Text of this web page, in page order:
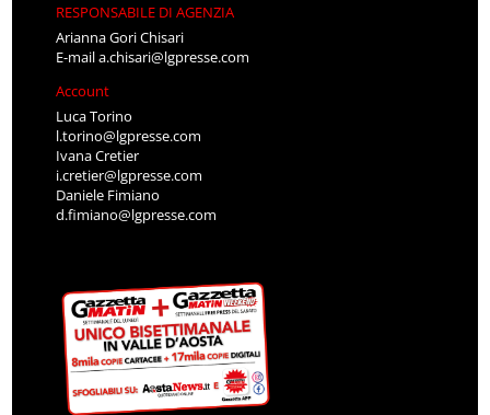
RESPONSABILE DI AGENZIA
Arianna Gori Chisari
E-maila.chisari@lgpresse.com
Account
Luca Torino
l.torino@lgpresse.com
Ivana Cretier
i.cretier@lgpresse.com
Daniele Fimiano
d.fimiano@lgpresse.com